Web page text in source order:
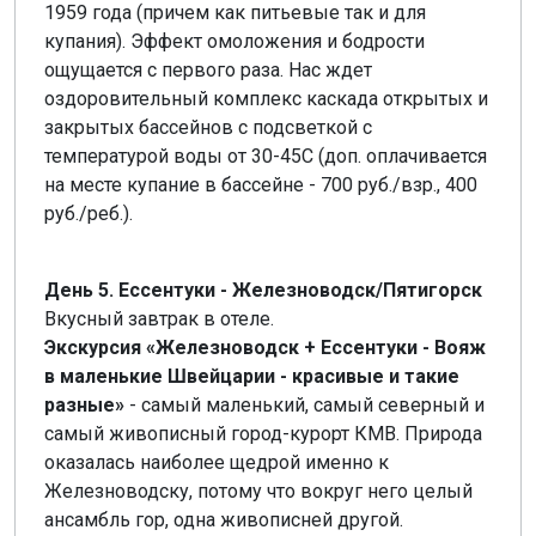
1959 года (причем как питьевые так и для
купания). Эффект омоложения и бодрости
ощущается с первого раза. Нас ждет
оздоровительный комплекс каскада открытых и
закрытых бассейнов с подсветкой с
температурой воды от 30-45С (доп. оплачивается
на месте купание в бассейне - 700 руб./взр., 400
руб./реб.).
День 5. Ессентуки - Железноводск/Пятигорск
Вкусный завтрак в отеле.
Экскурсия «Железноводск + Ессентуки - Вояж
в маленькие Швейцарии - красивые и такие
разные» - самый маленький, самый северный и
самый живописный город-курорт КМВ. Природа
оказалась наиболее щедрой именно к
Железноводску, потому что вокруг него целый
ансамбль гор, одна живописней другой.